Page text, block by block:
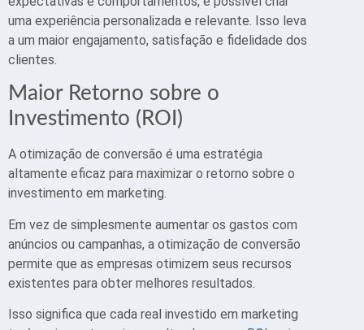
uma experiência personalizada e relevante. Isso leva
a um maior engajamento, satisfação e fidelidade dos
clientes.
Maior Retorno sobre o
Investimento (ROI)
A otimização de conversão é uma estratégia
altamente eficaz para maximizar o retorno sobre o
investimento em marketing.
Em vez de simplesmente aumentar os gastos com
anúncios ou campanhas, a otimização de conversão
permite que as empresas otimizem seus recursos
existentes para obter melhores resultados.
Isso significa que cada real investido em marketing